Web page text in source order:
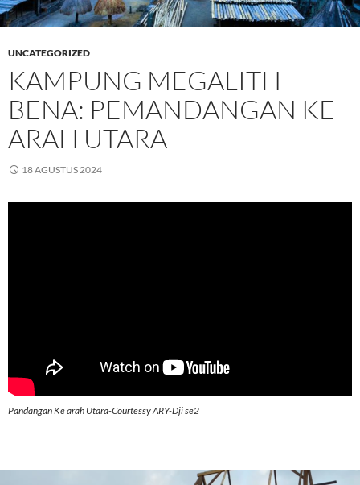
UNCATEGORIZED
KAMPUNG MEGALITH
BENA: PEMANDANGAN KE
ARAH UTARA
18 AGUSTUS 2024
Pandangan Ke arah Utara-Courtessy ARY-Dji se2